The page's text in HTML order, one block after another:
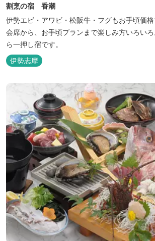
割烹の宿 香潮
伊勢エビ・アワビ・松阪牛・フグもお手頃価
会席から、お手頃プランまで楽しみ方いろい
ら一押し宿です。
伊勢志摩